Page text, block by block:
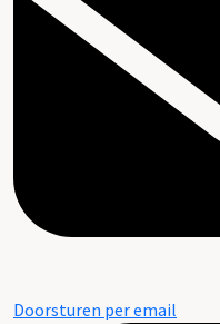
Doorsturen per email